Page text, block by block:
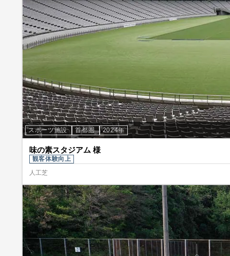
スポーツ施設 首都圏 2024年
味の素スタジアム 様
観客体験向上
人工芝